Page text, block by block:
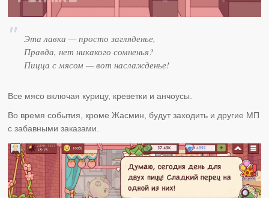
Эта лавка — просто загляденье,
Правда, нет никакого сомненья?
Пицца с мясом — вот наслажденье!
Все мясо включая курицу, креветки и анчоусы.
Во время события, кроме Жасмин, будут заходить и другие МП
с забавными заказами.